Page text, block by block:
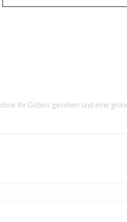
Ihr Gebiss gesehen und eine